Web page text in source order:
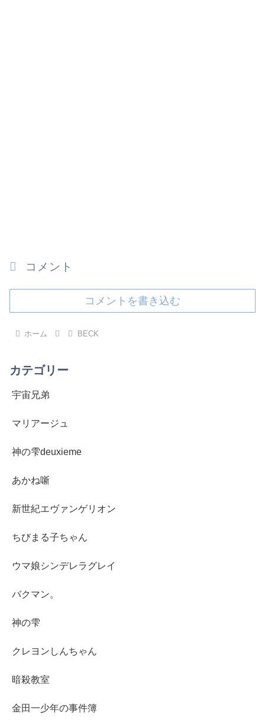
コメント
コメントを書き込む
ホーム BECK
カテゴリー
宇宙兄弟
マリアージュ
神の雫deuxieme
あかね噺
新世紀エヴァンゲリオン
ちびまる子ちゃん
ウマ娘シンデレラグレイ
バクマン。
神の雫
クレヨンしんちゃん
暗殺教室
金田一少年の事件簿